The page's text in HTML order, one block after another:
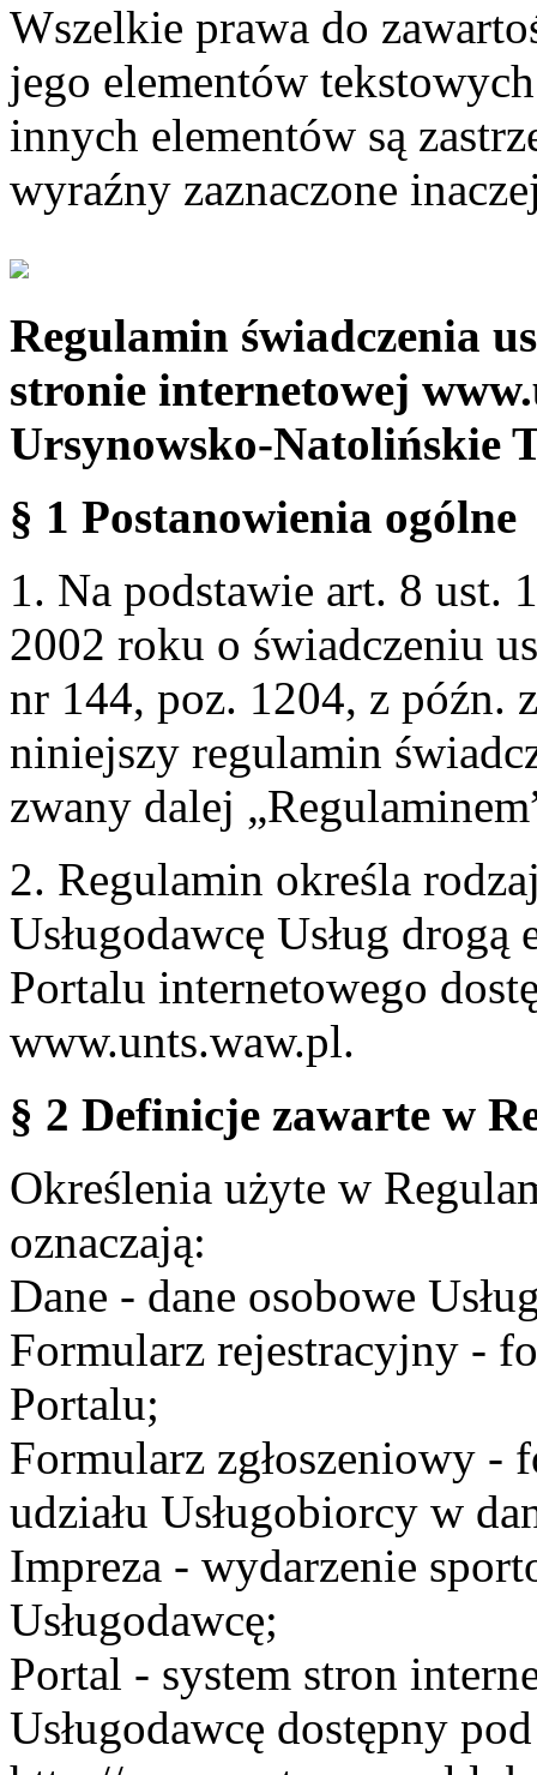
Wszelkie prawa do
jego elementów
innych elementów są
wyraźny zaznaczone
Regulamin świadczenia
stronie internetowej
Ursynowsko-Natolińskie
§ 1 Postanowienia ogólne
1. Na podstawie art. 8 ust.
2002 roku o świadczeniu
nr 144, poz. 1204, z późn.
niniejszy regulamin
zwany dalej
2. Regulamin określa
Usługodawcę Usług
Portalu internetowego
www.unts.waw.pl.
§ 2 Definicje zawarte w
Określenia użyte w
oznaczają:
Dane - dane osobowe
Formularz rejestracyjny -
Portalu;
Formularz zgłoszeniowy -
udziału Usługobiorcy w
Impreza - wydarzenie
Usługodawcę;
Portal - system stron
Usługodawcę dostępny